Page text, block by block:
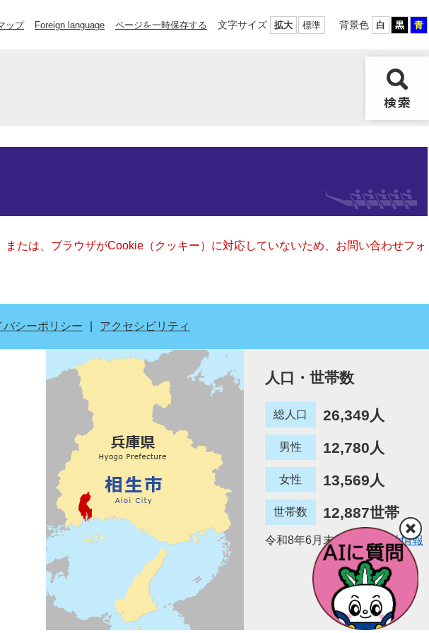
ップ Foreign language ページを一時保存する 文字サイズ 拡大 標準 背景色 白 黒 青
たは、ブラウザがCookie（クッキー）に対応していないため、お問い合わせフォ
バシーポリシー アクセシビリティ
人口・世帯数
総人口 26,349人
男性 12,780人
女性 13,569人
世帯数 12,887世帯
令和8年6月末日現在 統計情報